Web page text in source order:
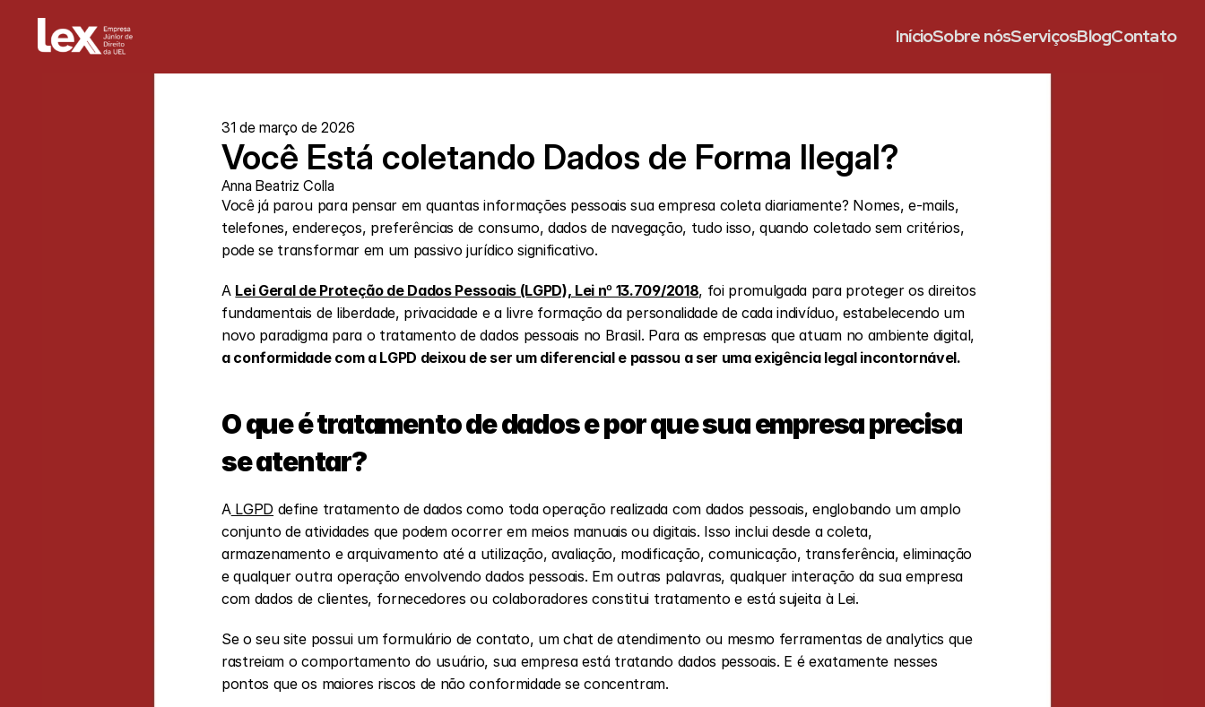
InícioSobre nósServiçosBlogContato
31 de março de 2026
Você Está coletando Dados de Forma Ilegal?
Anna Beatriz Colla
Você já parou para pensar em quantas informações pessoais sua empresa coleta diariamente? Nomes, e-mails,
telefones, endereços, preferências de consumo, dados de navegação, tudo isso, quando coletado sem critérios,
pode se transformar em um passivo jurídico significativo.
A Lei Geral de Proteção de Dados Pessoais (LGPD), Lei nº 13.709/2018, foi promulgada para proteger os direitos
fundamentais de liberdade, privacidade e a livre formação da personalidade de cada indivíduo, estabelecendo um
novo paradigma para o tratamento de dados pessoais no Brasil. Para as empresas que atuam no ambiente digital,
a conformidade com a LGPD deixou de ser um diferencial e passou a ser uma exigência legal incontornável.
O que é tratamento de dados e por que sua empresa precisa
se atentar?
A LGPD define tratamento de dados como toda operação realizada com dados pessoais, englobando um amplo
conjunto de atividades que podem ocorrer em meios manuais ou digitais. Isso inclui desde a coleta,
armazenamento e arquivamento até a utilização, avaliação, modificação, comunicação, transferência, eliminação
e qualquer outra operação envolvendo dados pessoais. Em outras palavras, qualquer interação da sua empresa
com dados de clientes, fornecedores ou colaboradores constitui tratamento e está sujeita à Lei.
Se o seu site possui um formulário de contato, um chat de atendimento ou mesmo ferramentas de analytics que
rastreiam o comportamento do usuário, sua empresa está tratando dados pessoais. E é exatamente nesses
pontos que os maiores riscos de não conformidade se concentram.